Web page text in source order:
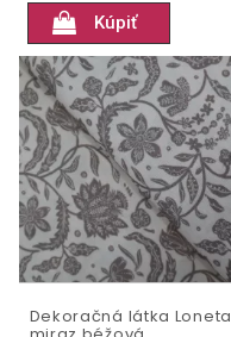
Kúpiť
Dekoračná látka Loneta